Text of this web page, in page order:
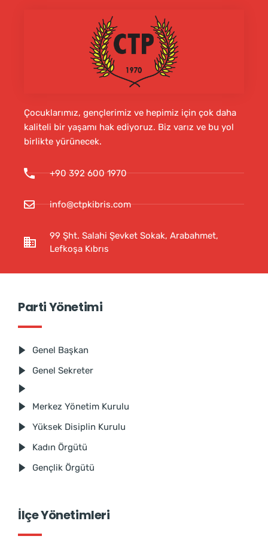
Çocuklarımız, gençlerimiz ve hepimiz için çok daha
kaliteli bir yaşamı hak ediyoruz. Biz varız ve bu yol
birlikte yürünecek.
+90 392 600 1970
info@ctpkibris.com
99 Şht. Salahi Şevket Sokak, Arabahmet,
Lefkoşa Kıbrıs
Parti Yönetimi
Genel Başkan
Genel Sekreter
Merkez Yönetim Kurulu
Yüksek Disiplin Kurulu
Kadın Örgütü
Gençlik Örgütü
İlçe Yönetimleri